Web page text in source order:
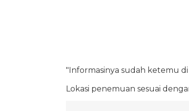
"Informasinya sudah ketemu di
Lokasi penemuan sesuai